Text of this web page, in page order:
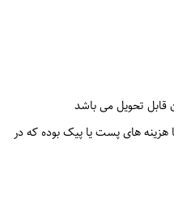
تحویل می باشد
هزینه های پست یا پیک بوده که در